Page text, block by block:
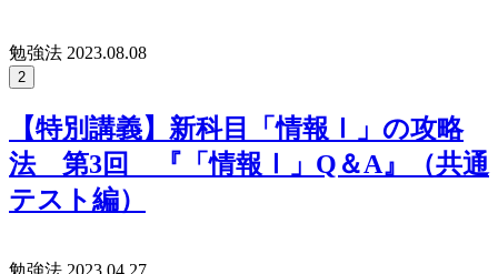
勉強法 2023.08.08
2
【特別講義】新科目「情報Ⅰ」の攻略
法 第3回 『「情報Ⅰ」Q＆A』（共通
テスト編）
勉強法 2023.04.27